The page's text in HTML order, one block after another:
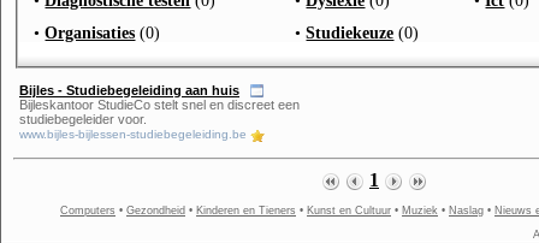
•Organisaties (0) •Studiekeuze (0)
Bijles - Studiebegeleiding aan huis
Bijleskantoor StudieCo stelt snel en discreet een
studiebegeleider voor.
www.bijles-bijlessen-studiebegeleiding.be
1
Computers • Gezondheid • Kinderen en Tieners • Kunst en Cultuur • Muziek • Naslag • Nieuws